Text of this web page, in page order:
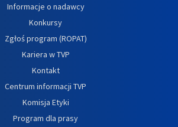
Informacje o nadawcy
Konkursy
Zgłoś program (ROPAT)
Kariera w TVP
Kontakt
Centrum informacji TVP
Komisja Etyki
Program dla prasy